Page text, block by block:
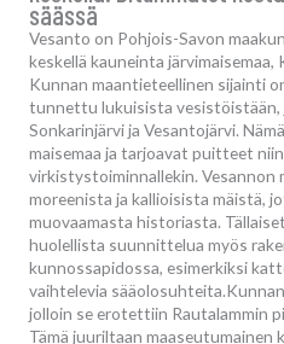
säässä
Vesanto on Pohjois-Savon
keskellä kauneinta järvimaisemaa,
Kunnan maantieteellinen sijainti
tunnettu lukuisista vesistöistään,
Sonkarinjärvi ja Vesantojärvi.
maisemaa ja tarjoavat puitteet
virkistystoiminnallekin. Vesannon
moreenista ja kallioisista mäistä,
muovaamasta historiasta.
huolellista suunnittelua myös
kunnossapidossa, esimerkiksi
vaihtelevia
jolloin se erotettiin Rautalammin
Tämä juuriltaan